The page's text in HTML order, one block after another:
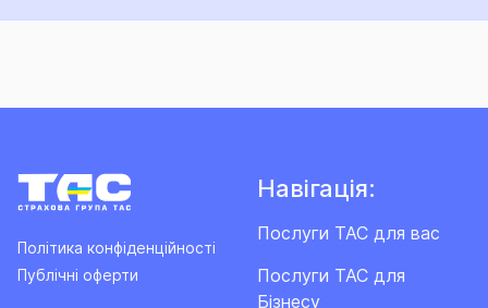
Політика конфіденційності
Публічні оферти
Навігація:
Послуги ТАС для вас
Послуги ТАС для
Бізнесу